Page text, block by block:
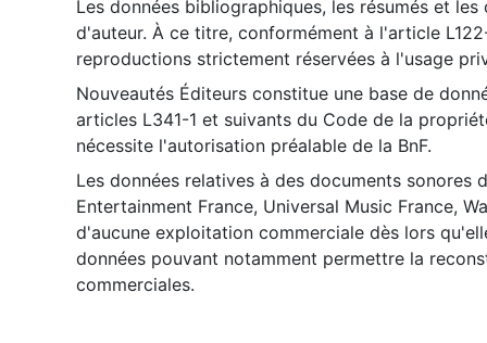
Les données bibliographiques, les résumés et
d'auteur. À ce titre, conformément à l'article
reproductions strictement réservées à l'usage
Nouveautés Éditeurs constitue une base de
articles L341-1 et suivants du Code de la
nécessite l'autorisation préalable de la BnF.
Les données relatives à des documents sonores
Entertainment France, Universal Music France,
d'aucune exploitation commerciale dès lors
données pouvant notamment permettre la
commerciales.